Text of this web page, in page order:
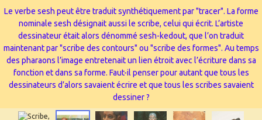
Le verbe sesh peut être traduit synthétiquement par "tracer". La forme
nominale sesh désignait aussi le scribe, celui qui écrit. L’artiste
dessinateur était alors dénommé sesh-kedout, que l’on traduit
maintenant par "scribe des contours" ou "scribe des formes". Au temps
des pharaons l’image entretenait un lien étroit avec l’écriture dans sa
fonction et dans sa forme. Faut-il penser pour autant que tous les
dessinateurs d’alors savaient écrire et que tous les scribes savaient
dessiner ?